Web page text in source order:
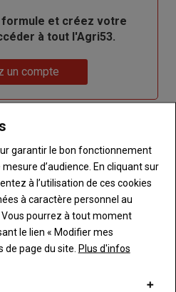
et créez votre
à tout l'Agri53.
un compte
garantir le bon fonctionnement
d’audience. En cliquant sur
à l’utilisation de ces cookies
à caractère personnel au
pourrez à tout moment
le lien « Modifier mes
de page du site. Plus d'infos